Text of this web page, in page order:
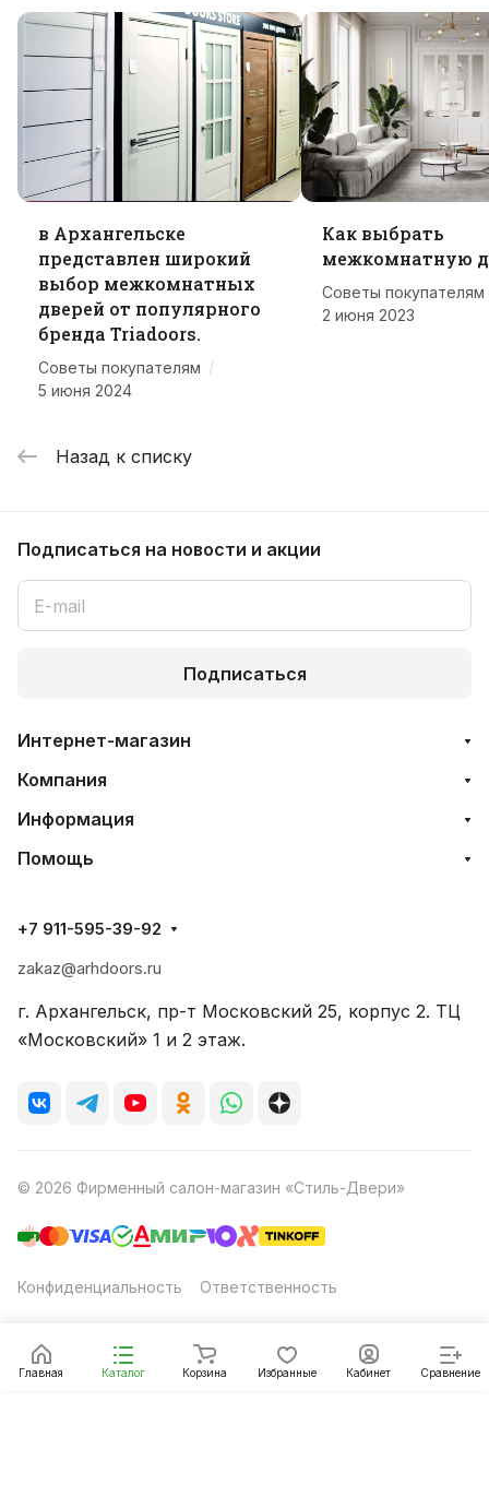
в Архангельске
представлен широкий
выбор межкомнатных
дверей от популярного
бренда Triadoors.
Советы покупателям /
5 июня 2024
Как выбрать
межкомнатную
Советы покупателям
2 июня 2023
Назад к списку
Главная Каталог Корзина Избранные Кабинет Сравнение
Подписаться на новости и акции
Подписаться
Интернет-магазин
Компания
Информация
Помощь
+7 911-595-39-92
zakaz@arhdoors.ru
г. Архангельск, пр-т Московский 25, корпус 2. ТЦ
«Московский» 1 и 2 этаж.
© 2026 Фирменный салон-магазин «Стиль-Двери»
Конфиденциальность Ответственность